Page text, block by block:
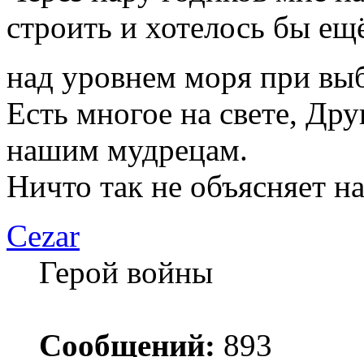
строить и хотелось бы
над уровнем моря при
Есть многое на свете,
нашим мудрецам.
Ничто так не объясняет
Cezar
Герой войны
Сообщений: 893